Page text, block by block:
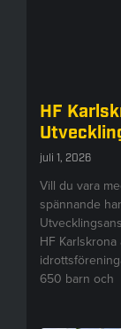
HF
juli 1, 2026
Vill du vara
spännande
HF
650 barn och